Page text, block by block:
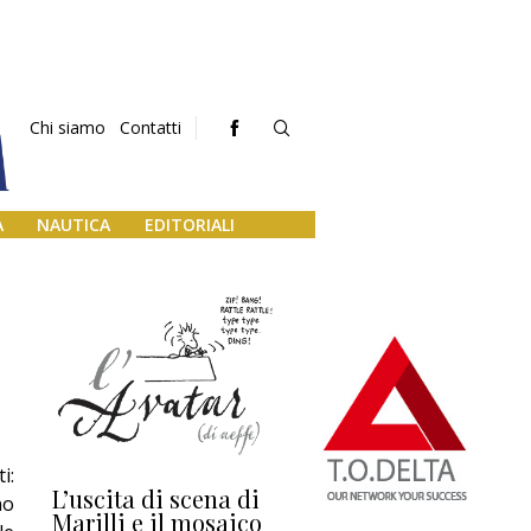
Chi siamo Contatti
NAUTICA EDITORIALI
L’uscita di scena di
Marilli e il mosaico
Darsena a Europa,